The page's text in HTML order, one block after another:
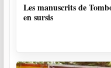
Les manuscrits de
en sursis